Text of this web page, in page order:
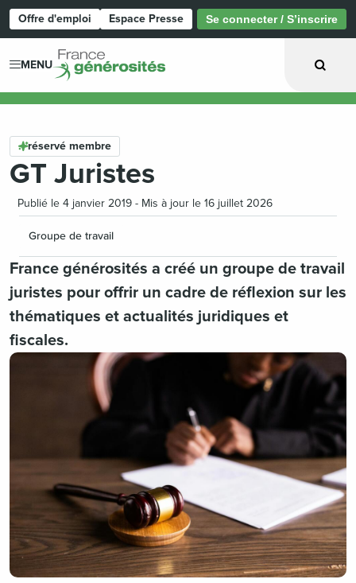
Offre d'emploi Espace Presse Se connecter / S’inscrire
MENU
réservé membre
GT Juristes
Publié le 4 janvier 2019 - Mis à jour le 16 juillet 2026
Groupe de travail
France générosités a créé un groupe de travail
juristes pour offrir un cadre de réflexion sur les
thématiques et actualités juridiques et
fiscales.